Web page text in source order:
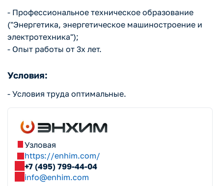
- Профессиональное техническое образование
("Энергетика, энергетическое машиностроение и
электротехника");
- Опыт работы от 3х лет.
Условия:
- Условия труда оптимальные.
Узловая
https://enhim.com/
+7 (495) 799-44-04
info@enhim.com